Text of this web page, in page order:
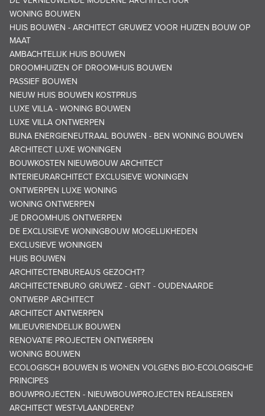
WONING BOUWEN
HUIS BOUWEN - ARCHITECT GRUWEZ VOOR HUIZEN BOUW OP
MAAT
AMBACHTELIJK HUIS BOUWEN
DROOMHUIZEN OF DROOMHUIS BOUWEN
PASSIEF BOUWEN
NIEUW HUIS BOUWEN KOSTPRIJS
LUXE VILLA - WONING BOUWEN
LUXE VILLA ONTWERPEN
BIJNA ENERGIENEUTRAAL BOUWEN - BEN WONING BOUWEN
ARCHITECT LUXE WONINGEN
BOUWKOSTEN NIEUWBOUW ARCHITECT
INTERIEURARCHITECT EXCLUSIEVE WONINGEN
ONTWERPEN LUXE WONING
WONING ONTWERPEN
JE DROOMHUIS ONTWERPEN
DE EXCLUSIEVE WONINGBOUW MOGELIJKHEDEN
EXCLUSIEVE WONINGEN
HUIS BOUWEN
ARCHITECTENBUREAUS GEZOCHT?
ARCHITECTENBURO GRUWEZ - GENT - OUDENAARDE
ONTWERP ARCHITECT
ARCHITECT ANTWERPEN
MILIEUVRIENDELIJK BOUWEN
RENOVATIE PROJECTEN ONTWERPEN
WONING BOUWEN
ECOLOGISCH BOUWEN IS WONEN VOLGENS BIO-ECOLOGISCHE
PRINCIPES
BOUWPROJECTEN - NIEUWBOUWPROJECTEN REALISEREN
ARCHITECT WEST-VLAANDEREN?